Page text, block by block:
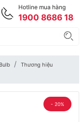
Hotline mua hàng
1900 8686 18
Thương hiệu
- 20%